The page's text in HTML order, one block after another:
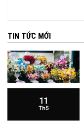
TIN TỨC MỚI
11
Th5